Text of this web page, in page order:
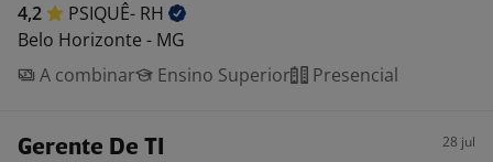
4,2 PSIQUÊ- RH
Belo Horizonte - MG
A combinar
Ensino Superior Presencial
Gerente De TI 28 jul